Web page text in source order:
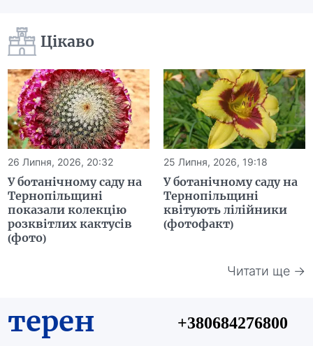
Цікаво
26 Липня, 2026, 20:32
У ботанічному саду на
Тернопільщині
показали колекцію
розквітлих кактусів
(фото)
25 Липня, 2026, 19:18
У ботанічному саду на
Тернопільщині
квітують лілійники
(фотофакт)
Читати ще →
терен +380684276800